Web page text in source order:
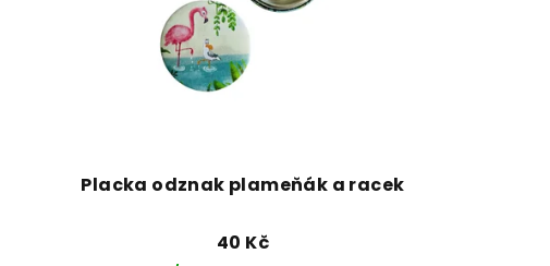
Placka odznak plameňák a racek
40 Kč